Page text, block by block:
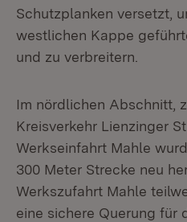
Schutzplanken versetzt,
westlichen Kappe
und zu verbreitern.
Im nördlichen Abschnitt,
Kreisverkehr Lienzinger
Werkseinfahrt Mahle
300 Meter Strecke neu
Werkszufahrt Mahle
eine sichere Querung für